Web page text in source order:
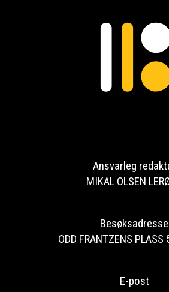
Ansvarleg
MIKAL OLSEN
Besøksadresse
ODD FRANTZENS PLASS
E-post